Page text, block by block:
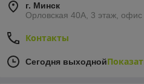
г. Минск
Орловская 40А, 3 этаж,
Контакты
Сегодня выходной